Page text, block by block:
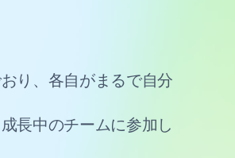
り、各自がまるで自分
長中のチームに参加し